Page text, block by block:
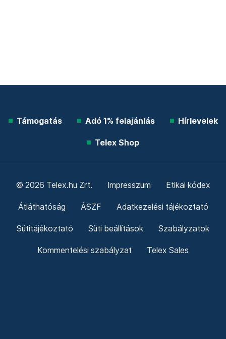
Támogatás Adó 1% felajánlás Hírlevelek
Telex Shop
© 2026 Telex.hu Zrt. Impresszum Etikai kódex
Átláthatóság ÁSZF Adatkezelési tájékoztató
Sütitájékoztató Süti beállítások Szabályzatok
Kommentelési szabályzat Telex Sales